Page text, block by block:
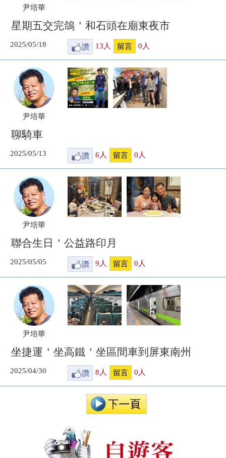
尹培華
星期五交完鴿＇和石頭在廟東夜市
2025/05/18 讚 13 人 留言 0 人
尹培華
聊騎車
2025/05/13 讚 6 人 留言 0 人
尹培華
聯合生日＇公益路印月
2025/05/05 讚 9 人 留言 0 人
尹培華
坐捷運＇坐高鐵＇坐區間車到屏東南州
2025/04/30 讚 8 人 留言 0 人